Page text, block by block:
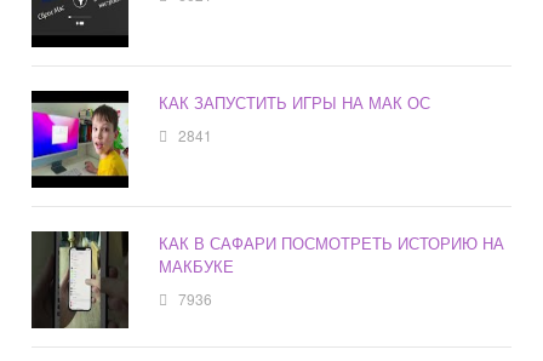
КАК ЗАПУСТИТЬ ИГРЫ НА МАК ОС
2841
КАК В САФАРИ ПОСМОТРЕТЬ ИСТОРИЮ НА
МАКБУКЕ
7936